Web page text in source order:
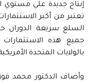
إنتاج جديدة علي مستوي
تعتبر من أكبر
السلع سريعة الدوران
جميع هذه
بالولايات المتحدة